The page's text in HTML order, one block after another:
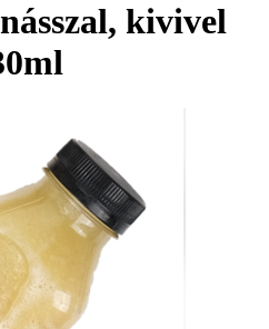
kivivel